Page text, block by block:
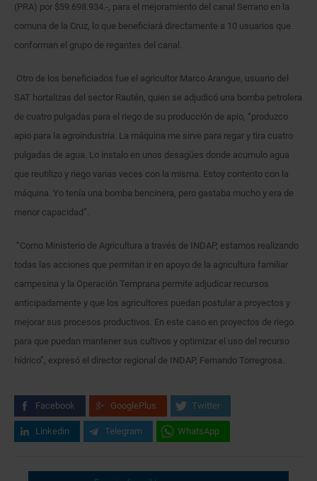
(PRA) por $59.698.934.-, para el mejoramiento del canal Serrano en la
comuna de la Cruz, lo que beneficiará directamente a 10 usuarios que
conforman el grupo de regantes del canal.
Otro de los beneficiados fue el agricultor Marco Arangue, usuario del
SAT hortalizas del sector Rautén, quien se adjudicó una bomba petrolera
de cuatro pulgadas para el riego de su producción de apio, “produzco
apio para la agroindustria. La máquina me sirve para regar y tira cuatro
pulgadas de agua. Lo instalo en unos desagües donde acumulo agua
que reutilizo y riego varias veces con la misma. Estoy contento con la
máquina. Yo tenía una bomba bencinera, pero gastaba mucho y era de
menor capacidad”.
“Como Ministerio de Agricultura a través de INDAP, estamos realizando
todas las acciones que permitan ir en apoyo de la agricultura familiar
campesina y la Operación Temprana permite adjudicar recursos
anticipadamente y que los agricultores puedan postular a proyectos y
mejorar sus procesos productivos. En este caso en proyectos de riego
para que puedan mantener sus cultivos y optimizar el uso del recurso
hídrico”, expresó el director regional de INDAP, Fernando Torregrosa.
Facebook GooglePlus Twitter
Linkedin Telegram WhatsApp